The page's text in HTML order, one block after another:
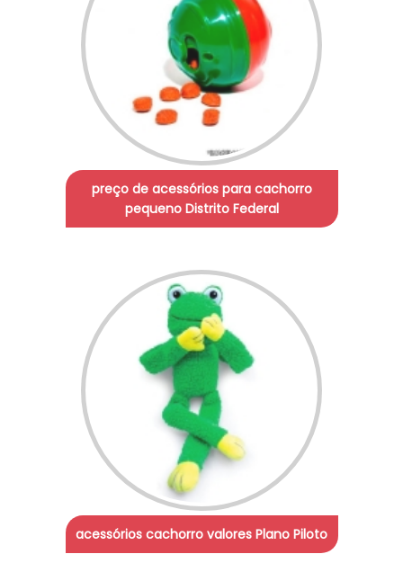
preço de acessórios para cachorro
pequeno Distrito Federal
acessórios cachorro valores Plano Piloto